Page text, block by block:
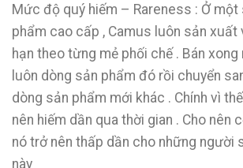
Mức độ quý hiếm – Rareness : Ở một
phẩm cao cấp , Camus luôn sản
hạn theo từng mẻ phối chế . Bán xong
luôn dòng sản phẩm đó rồi chuyển
dòng sản phẩm mới khác . Chính vì
nên hiếm dần qua thời gian . Cho nên
nó trở nên thấp dần cho những người
này